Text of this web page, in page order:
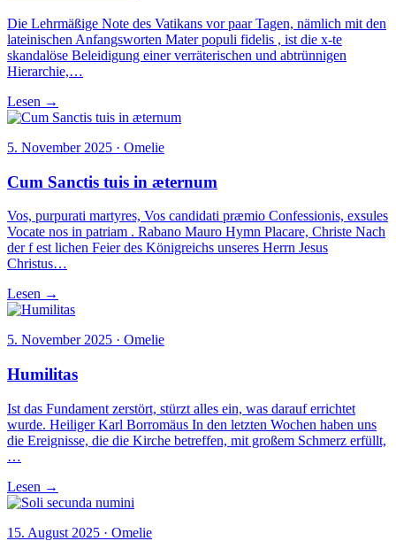
Die Lehrmäßige Note des Vatikans vor paar Tagen, nämlich mit den
lateinischen Anfangsworten Mater populi fidelis , ist die x-te
skandalöse Beleidigung einer verräterischen und abtrünnigen
Hierarchie,…
Lesen →
5. November 2025 · Omelie
Cum Sanctis tuis in æternum
Vos, purpurati martyres, Vos candidati præmio Confessionis, exsules
Vocate nos in patriam . Rabano Mauro Hymn Placare, Christe Nach
der f est lichen Feier des Königreichs unseres Herrn Jesus
Christus…
Lesen →
5. November 2025 · Omelie
Humilitas
Ist das Fundament zerstört, stürzt alles ein, was darauf errichtet
wurde. Heiliger Karl Borromäus In den letzten Wochen haben uns
die Ereignisse, die die Kirche betreffen, mit großem Schmerz erfüllt,
…
Lesen →
15. August 2025 · Omelie